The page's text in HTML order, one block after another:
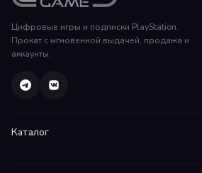
Цифровые игры и подписки PlayStation.
Прокат с мгновенной выдачей, продажа и
аккаунты.
Каталог